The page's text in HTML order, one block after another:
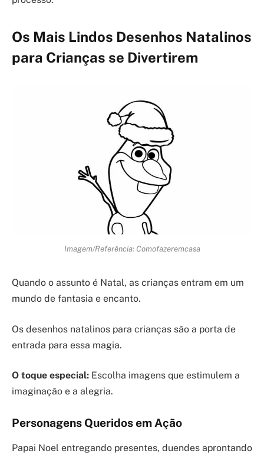
Os Mais Lindos Desenhos Natalinos
para Crianças se Divertirem
Imagem/Referência: Comofazeremcasa
Quando o assunto é Natal, as crianças entram em um
mundo de fantasia e encanto.
Os desenhos natalinos para crianças são a porta de
entrada para essa magia.
O toque especial: Escolha imagens que estimulem a
imaginação e a alegria.
Personagens Queridos em Ação
Papai Noel entregando presentes, duendes aprontando